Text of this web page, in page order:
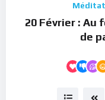
20 Février : Au
de